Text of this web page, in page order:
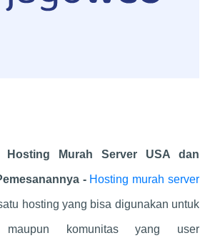
Hosting Murah Server USA dan
- Hosting murah server
hosting yang bisa digunakan untuk
komunitas yang user